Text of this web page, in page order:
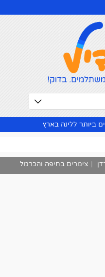
ביותר ללינה בארץ
| צימרים בחיפה והכרמל